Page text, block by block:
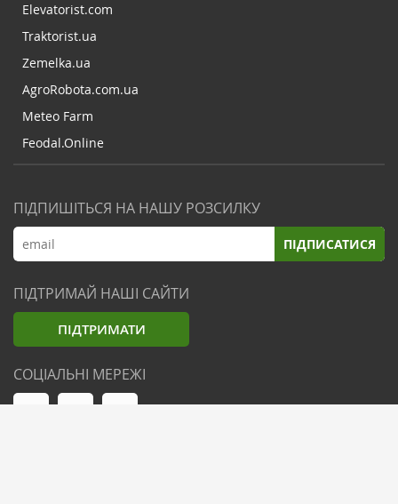
Elevatorist.com
Traktorist.ua
Zemelka.ua
AgroRobota.com.ua
Meteo Farm
Feodal.Online
ПІДПИШІТЬСЯ НА НАШУ РОЗСИЛКУ
ПІДПИСАТИСЯ
ПІДТРИМАЙ НАШІ САЙТИ
ПІДТРИМАТИ
СОЦІАЛЬНІ МЕРЕЖІ